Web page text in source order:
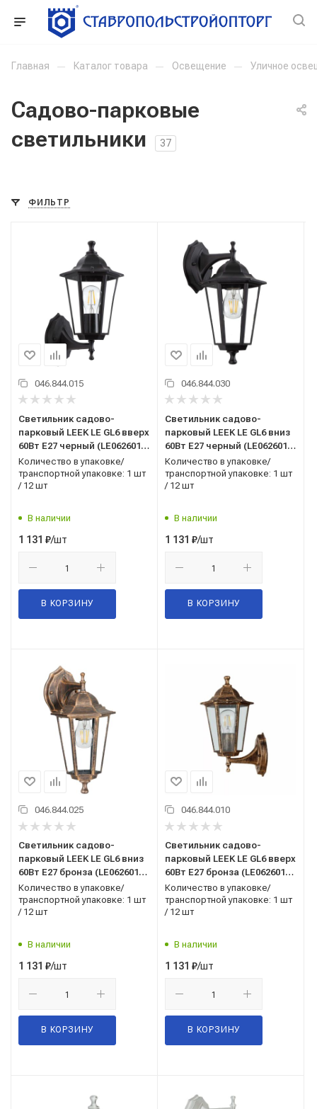
Главная — Каталог товара — Освещение — Уличное
Садово-парковые
светильники
37
ФИЛЬТР
046.844.015
Светильник садово-
парковый LEEK LE GL6 вверх
60Вт E27 черный (LE062601-
0014)
Количество в упаковке/
транспортной упаковке: 1 шт
/ 12 шт
В наличии
1 131 ₽/шт
В КОРЗИНУ
046.844.030
Светильник садово-
парковый LEEK LE GL6 вниз
60Вт E27 черный (LE062601-
0017)
Количество в упаковке/
транспортной упаковке: 1 шт
/ 12 шт
В наличии
1 131 ₽/шт
В КОРЗИНУ
046.844.025
Светильник садово-
парковый LEEK LE GL6 вниз
60Вт E27 бронза (LE062601-
0016)
Количество в упаковке/
транспортной упаковке: 1 шт
/ 12 шт
В наличии
1 131 ₽/шт
В КОРЗИНУ
046.844.010
Светильник садово-
парковый LEEK LE GL6 вверх
60Вт E27 бронза (LE062601-
0013)
Количество в упаковке/
транспортной упаковке: 1 шт
/ 12 шт
В наличии
1 131 ₽/шт
В КОРЗИНУ